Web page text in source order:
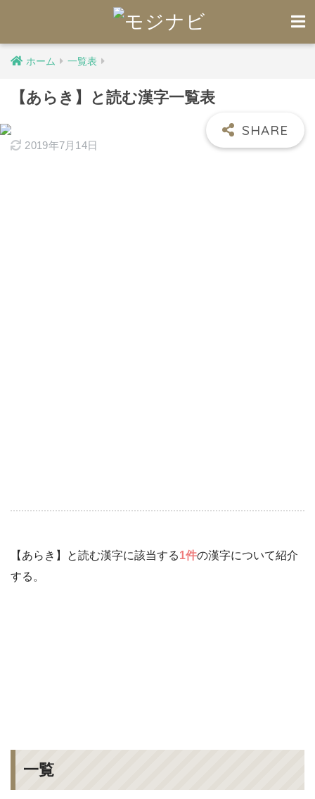
ホーム 一覧表
【あらき】と読む漢字一覧表
2019年7月14日
【あらき】と読む漢字に該当する1件の漢字について紹介
する。
一覧